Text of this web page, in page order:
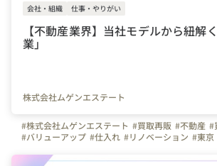
会社・組織 仕事・やりがい
【不動産業界】当社モデルから紐解
業」
株式会社ムゲンエステート
#株式会社ムゲンエステート #買取再販 #不動産 #
#バリューアップ #仕入れ #リノベーション #東京